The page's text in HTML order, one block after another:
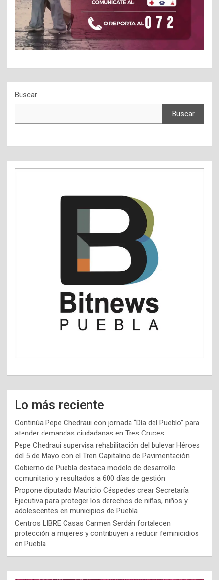
Buscar
Buscar
Lo más reciente
Continúa Pepe Chedraui con jornada “Día del Pueblo” para
atender demandas ciudadanas en Tres Cruces
Pepe Chedraui supervisa rehabilitación del bulevar Héroes
del 5 de Mayo con el Tren Capitalino de Pavimentación
Gobierno de Puebla destaca modelo de desarrollo
comunitario y resultados a 600 días de gestión
Propone diputado Mauricio Céspedes crear Secretaría
Ejecutiva para proteger los derechos de niñas, niños y
adolescentes en municipios de Puebla
Centros LIBRE Casas Carmen Serdán fortalecen
protección a mujeres y contribuyen a reducir feminicidios
en Puebla